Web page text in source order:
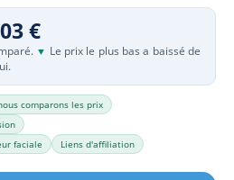
€
▼ Le prix le plus bas a baissé de
comparons les prix
faciale
Liens d'affiliation